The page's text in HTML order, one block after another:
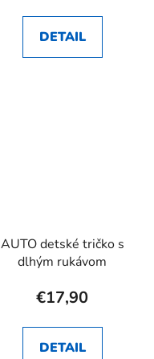
DETAIL
AUTO detské tričko s
dlhým rukávom
€17,90
DETAIL